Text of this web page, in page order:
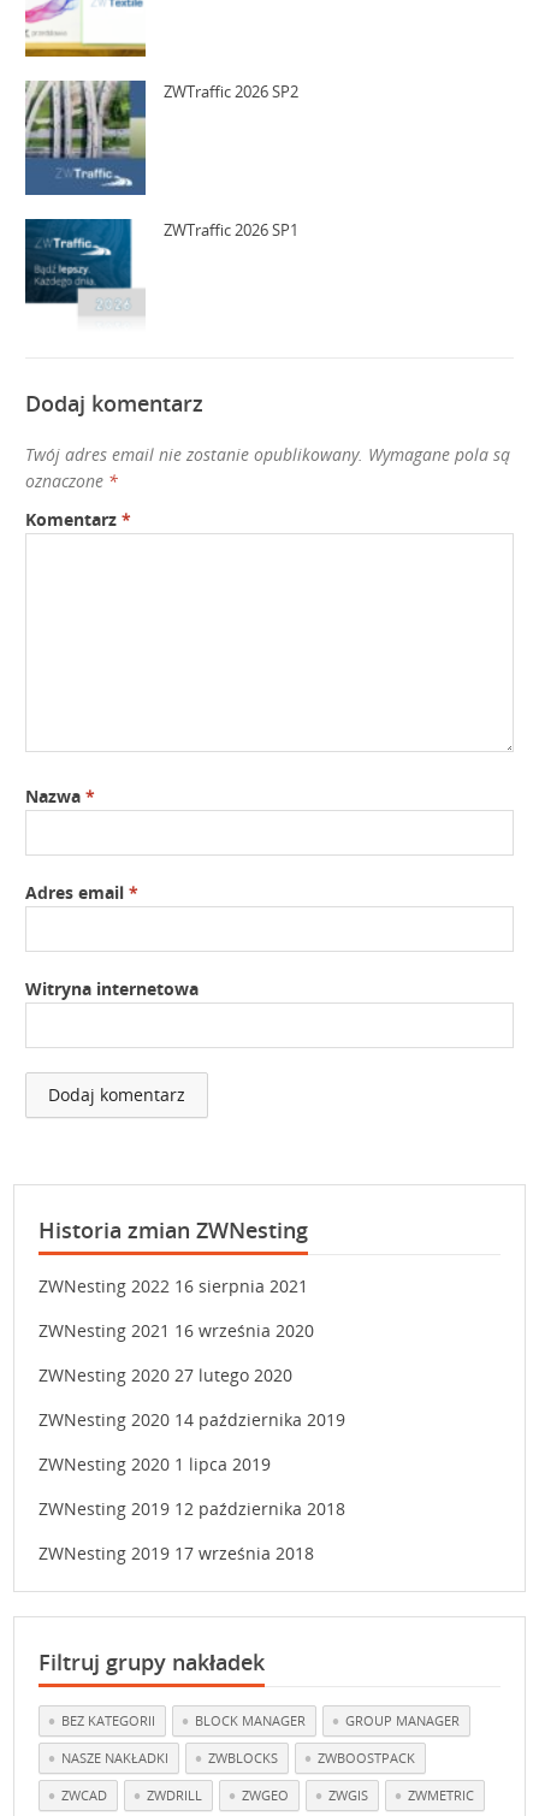
ZWTraffic 2026 SP2
ZWTraffic 2026 SP1
Dodaj komentarz
Twój adres email nie zostanie opublikowany. Wymagane pola są
oznaczone *
Komentarz*
Nazwa*
Adres email*
Witryna internetowa
Historia zmian ZWNesting
ZWNesting 2022 16 sierpnia 2021
ZWNesting 2021 16 września 2020
ZWNesting 2020 27 lutego 2020
ZWNesting 2020 14 października 2019
ZWNesting 2020 1 lipca 2019
ZWNesting 2019 12 października 2018
ZWNesting 2019 17 września 2018
Filtruj grupy nakładek
BEZ KATEGORII BLOCK MANAGER GROUP MANAGER
NASZE NAKŁADKI ZWBLOCKS ZWBOOSTPACK
ZWCAD ZWDRILL ZWGEO ZWGIS ZWMETRIC